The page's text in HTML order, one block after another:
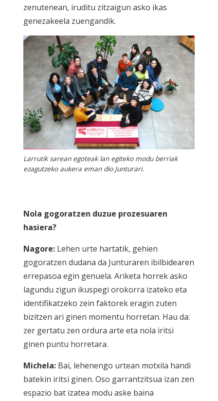
zenutenean, iruditu zitzaigun asko ikas
genezakeela zuengandik.
Larrutik sarean egoteak lan egiteko modu berriak
ezagutzeko aukera eman dio Junturari.
Nola gogoratzen duzue prozesuaren
hasiera?
Nagore: Lehen urte hartatik, gehien
gogoratzen dudana da Junturaren ibilbidearen
errepasoa egin genuela. Ariketa horrek asko
lagundu zigun ikuspegi orokorra izateko eta
identifikatzeko zein faktorek eragin zuten
bizitzen ari ginen momentu horretan. Hau da:
zer gertatu zen ordura arte eta nola iritsi
ginen puntu horretara.
Michela: Bai, lehenengo urtean motxila handi
batekin iritsi ginen. Oso garrantzitsua izan zen
espazio bat izatea modu aske baina